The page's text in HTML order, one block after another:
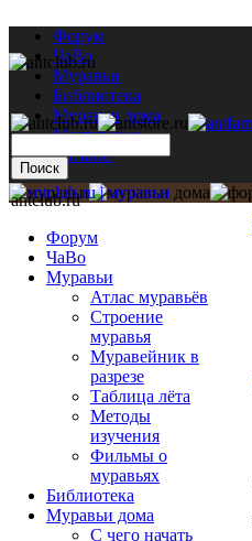
Форум
ЧаВо
Муравьи
Библиотека
Муравьи дома
Мастерская
Каталог
antclub.ru
Форум
ЧаВо
Муравьи
Атлас муравьёв
Строение
муравья
Муравейник в
разрезе
Таблица лёта
Методы
изучения
Фильмы о
муравьях
Библиотека
Муравьи дома
С чего начать